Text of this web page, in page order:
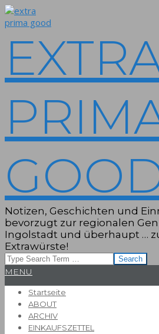
Skip
to
Notizen, Geschichten und
bevorzugt zur regionalen
Ingolstadt und überhaupt …
Extrawürste!
Search
Primary
Menu
MENU
Startseite
ABOUT
ARCHIV
EINKAUFSZETTEL